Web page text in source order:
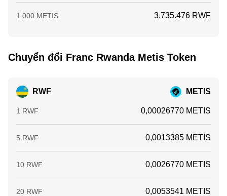
1.000 METIS 3.735.476 RWF
Chuyển đổi Franc Rwanda Metis Token
RWF METIS
1 RWF 0,00026770 METIS
5 RWF 0,0013385 METIS
10 RWF 0,0026770 METIS
20 RWF 0,0053541 METIS